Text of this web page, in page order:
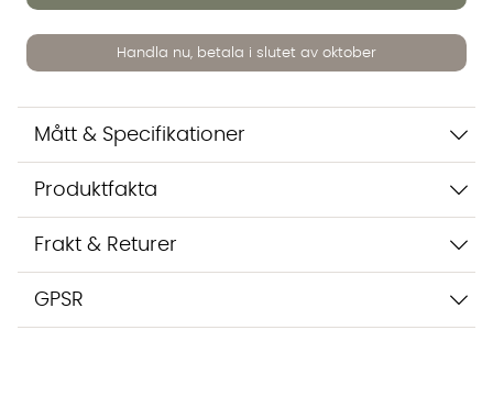
Handla nu, betala i slutet av oktober
Mått & Specifikationer
Produktfakta
Frakt & Returer
GPSR
integritetspolicy.
Jag godkänner att konversationen sparas
Starta chatten